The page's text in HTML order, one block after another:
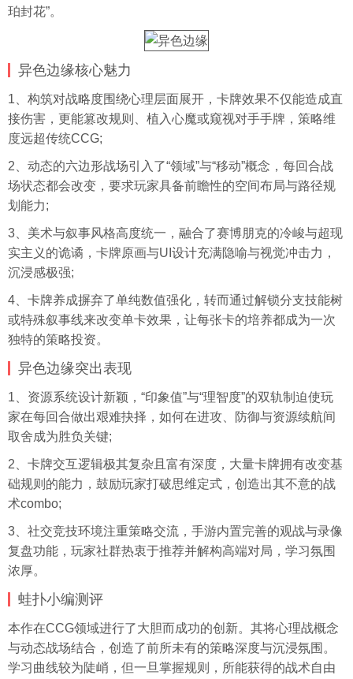
珀封花”。
异色边缘核心魅力
1、构筑对战略度围绕心理层面展开，卡牌效果不仅能造成直
接伤害，更能篡改规则、植入心魔或窥视对手手牌，策略维
度远超传统CCG;
2、动态的六边形战场引入了“领域”与“移动”概念，每回合战
场状态都会改变，要求玩家具备前瞻性的空间布局与路径规
划能力;
3、美术与叙事风格高度统一，融合了赛博朋克的冷峻与超现
实主义的诡谲，卡牌原画与UI设计充满隐喻与视觉冲击力，
沉浸感极强;
4、卡牌养成摒弃了单纯数值强化，转而通过解锁分支技能树
或特殊叙事线来改变单卡效果，让每张卡的培养都成为一次
独特的策略投资。
异色边缘突出表现
1、资源系统设计新颖，“印象值”与“理智度”的双轨制迫使玩
家在每回合做出艰难抉择，如何在进攻、防御与资源续航间
取舍成为胜负关键;
2、卡牌交互逻辑极其复杂且富有深度，大量卡牌拥有改变基
础规则的能力，鼓励玩家打破思维定式，创造出其不意的战
术combo;
3、社交竞技环境注重策略交流，手游内置完善的观战与录像
复盘功能，玩家社群热衷于推荐并解构高端对局，学习氛围
浓厚。
蛙扑小编测评
本作在CCG领域进行了大胆而成功的创新。其将心理战概念
与动态战场结合，创造了前所未有的策略深度与沉浸氛围。
学习曲线较为陡峭，但一旦掌握规则，所能获得的战术自由